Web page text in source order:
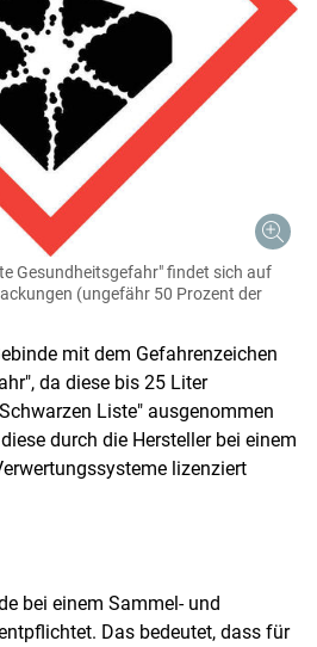
Gesundheitsgefahr" findet sich auf
(ungefähr 50 Prozent der
mit dem Gefahrenzeichen
da diese bis 25 Liter
Liste" ausgenommen
durch die Hersteller bei einem
lizenziert
bei einem Sammel- und
Das bedeutet, dass für